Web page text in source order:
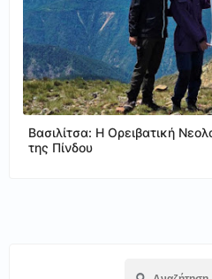
Βασιλίτσα: Η Ορειβατική
της Πίνδου